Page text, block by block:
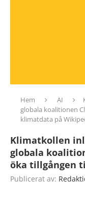
Hem AI
globala koalitionen
klimatdata på
Klimatkollen
globala
öka tillgången
Publicerat av: